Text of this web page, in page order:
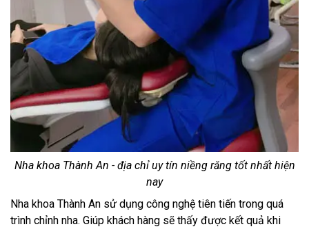
Nha khoa Thành An - địa chỉ uy tín niềng răng tốt nhất hiện
nay
Nha khoa Thành An sử dụng công nghệ tiên tiến trong quá
trình chỉnh nha. Giúp khách hàng sẽ thấy được kết quả khi